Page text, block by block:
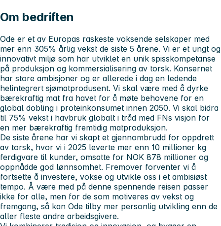
Om bedriften
Ode er et av Europas raskeste voksende selskaper med
mer enn 305% årlig vekst de siste 5 årene. Vi er et ungt og
innovativt miljø som har utviklet en unik spisskompetanse
på produksjon og kommersialisering av torsk. Konsernet
har store ambisjoner og er allerede i dag en ledende
helintegrert sjømatprodusent. Vi skal være med å dyrke
bærekraftig mat fra havet for å møte behovene for en
global dobling i proteinkonsumet innen 2050. Vi skal bidra
til 75% vekst i havbruk globalt i tråd med FNs visjon for
en mer bærekraftig fremtidig matproduksjon.
De siste årene har vi skapt et gjennombrudd for oppdrett
av torsk, hvor vi i 2025 leverte mer enn 10 millioner kg
ferdigvare til kunder, omsatte for NOK 878 millioner og
oppnådde god lønnsomhet. Fremover forventer vi å
fortsette å investere, vokse og utvikle oss i et ambisiøst
tempo. Å være med på denne spennende reisen passer
ikke for alle, men for de som motiveres av vekst og
fremgang, så kan Ode tilby mer personlig utvikling enn de
aller fleste andre arbeidsgivere.